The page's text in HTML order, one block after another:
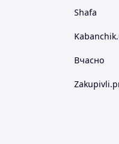
Shafa
Вчасно